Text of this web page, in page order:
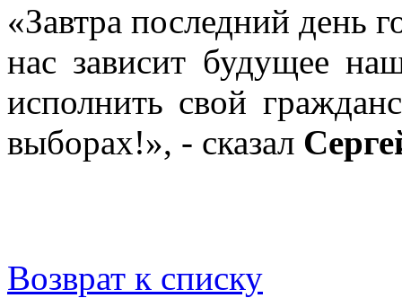
«Завтра последний день
нас зависит будущее
исполнить свой
выборах!», - сказал
Возврат к списку